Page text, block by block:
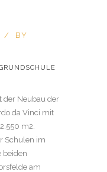
BY
der Neubau der
da Vinci mit
m2.
Schulen im
beiden
am